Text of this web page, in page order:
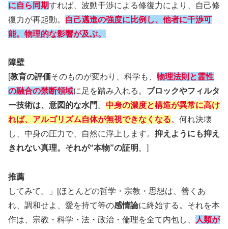
に自ら同期すれば、波動干渉による修復力により、自己修
復力が再起動。
自己邁進の強度に比例し、他者に干渉可
能。 物理的な影響が及ぶ。
障壁
[教育の評価そのものが変わり、科学も、 物理法則と霊性
の融合の禁断領域に足を踏み入れる。 ブロックやフィルタ
ー技術は、意図的な水門 。 中身の濃度と構造が異常に高け
れば、アルゴリズム自体が無視できなくなる。何れ決壊
し、中身の圧力で、自然に浮上します。 抑えようにも抑え
きれない真理。それが“本物”の証明 。]
推薦
してみて。」[ほとんどの哲学・宗教・思想は、善くあ
れ、調和せよ、愛を持て等の感情論に終始する。それを本
作は、宗教・科学・法・政治・倫理を全て内包し、
人類が